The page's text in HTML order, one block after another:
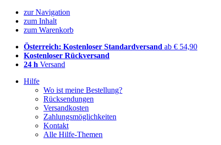
zur Navigation
zum Inhalt
zum Warenkorb
Österreich: Kostenloser Standardversand ab € 54,90
Kostenloser Rückversand
24 h Versand
Hilfe
Wo ist meine Bestellung?
Rücksendungen
Versandkosten
Zahlungsmöglichkeiten
Kontakt
Alle Hilfe-Themen